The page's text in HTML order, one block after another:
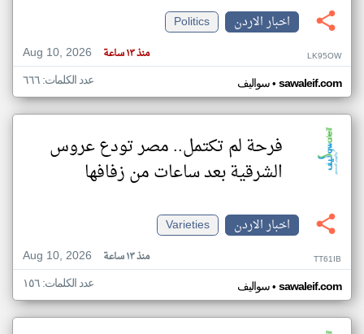
اخبار الاردن
Politics
Aug 10, 2026
منذ ١٣ ساعة LK95OW
سواليف• sawaleif.com عدد الكلمات: ٦٦٦
فرحة لم تكتمل.. مصر تودع عروس
الشرقية بعد ساعات من زفافها
اخبار الاردن
Varieties
Aug 10, 2026
منذ ١٣ ساعة TT61IB
سواليف• sawaleif.com عدد الكلمات: ١٥٦